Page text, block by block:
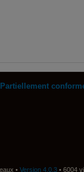
• Version 4.0.3• 6004